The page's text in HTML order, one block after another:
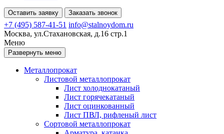
Оставить заявку Заказать звонок
+7 (495) 587-41-51 info@stalnoydom.ru
Москва, ул.Стахановская, д.16 стр.1
Меню
Развернуть меню
Металлопрокат
Листовой металлопрокат
Лист холоднокатаный
Лист горячекатаный
Лист оцинкованный
Лист ПВЛ, рифленый лист
Сортовой металлопрокат